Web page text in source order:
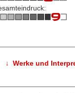
↓ Werke und